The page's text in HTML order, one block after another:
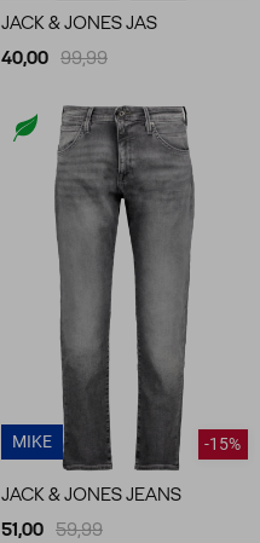
JACK & JONES JAS
40,00 99,99
MIKE -15%
JACK & JONES JEANS
51,00 59,99